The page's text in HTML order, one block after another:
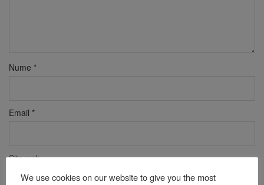
Nume *
Email *
Site web
We use cookies on our website to give you the most